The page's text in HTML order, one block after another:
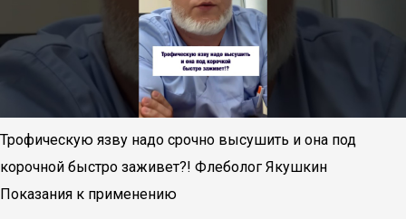
Трофическую язву надо срочно высушить и она под
корочной быстро заживет?! Флеболог Якушкин
Показания к применению